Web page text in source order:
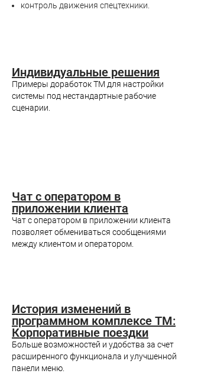
контроль движения спецтехники.
Индивидуальные решения
Примеры доработок ТМ для настройки
системы под нестандартные рабочие
сценарии.
Чат с оператором в
приложении клиента
Чат с оператором в приложении клиента
позволяет обмениваться сообщениями
между клиентом и оператором.
История изменений в
программном комплексе ТМ:
Корпоративные поездки
Больше возможностей и удобства за счет
расширенного функционала и улучшенной
панели меню.